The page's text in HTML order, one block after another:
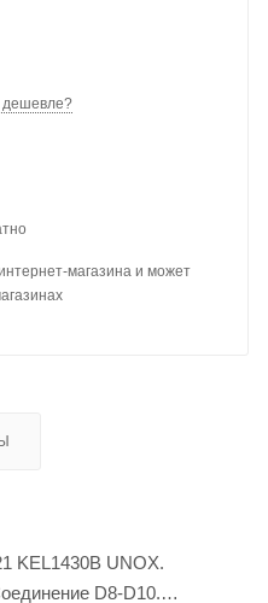
магазина и может
KEL1430B UNOX.
D8-D10.